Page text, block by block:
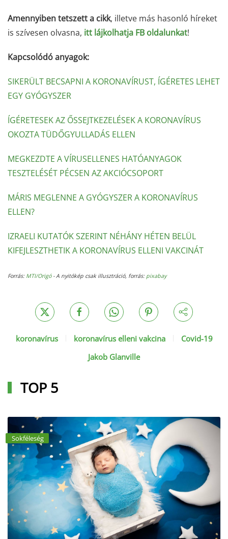
Amennyiben tetszett a cikk, illetve más hasonló híreket
is szívesen olvasna, itt lájkolhatja FB oldalunkat!
Kapcsolódó anyagok:
SIKERÜLT BECSAPNI A KORONAVÍRUST, ÍGÉRETES LEHET
EGY GYÓGYSZER
ÍGÉRETESEK AZ ŐSSEJTKEZELÉSEK A KORONAVÍRUS
OKOZTA TÜDŐGYULLADÁS ELLEN
MEGKEZDTE A VÍRUSELLENES HATÓANYAGOK
TESZTELÉSÉT PÉCSEN AZ AKCIÓCSOPORT
MÁRIS MEGLENNE A GYÓGYSZER A KORONAVÍRUS
ELLEN?
IZRAELI KUTATÓK SZERINT NÉHÁNY HÉTEN BELÜL
KIFEJLESZTHETIK A KORONAVÍRUS ELLENI VAKCINÁT
Forrás: MTI/Origó- A nyitókép csak illusztráció, forrás: pixabay
koronavírus koronavírus elleni vakcina
Covid-19
Jakob Glanville
TOP 5
Sokféleség